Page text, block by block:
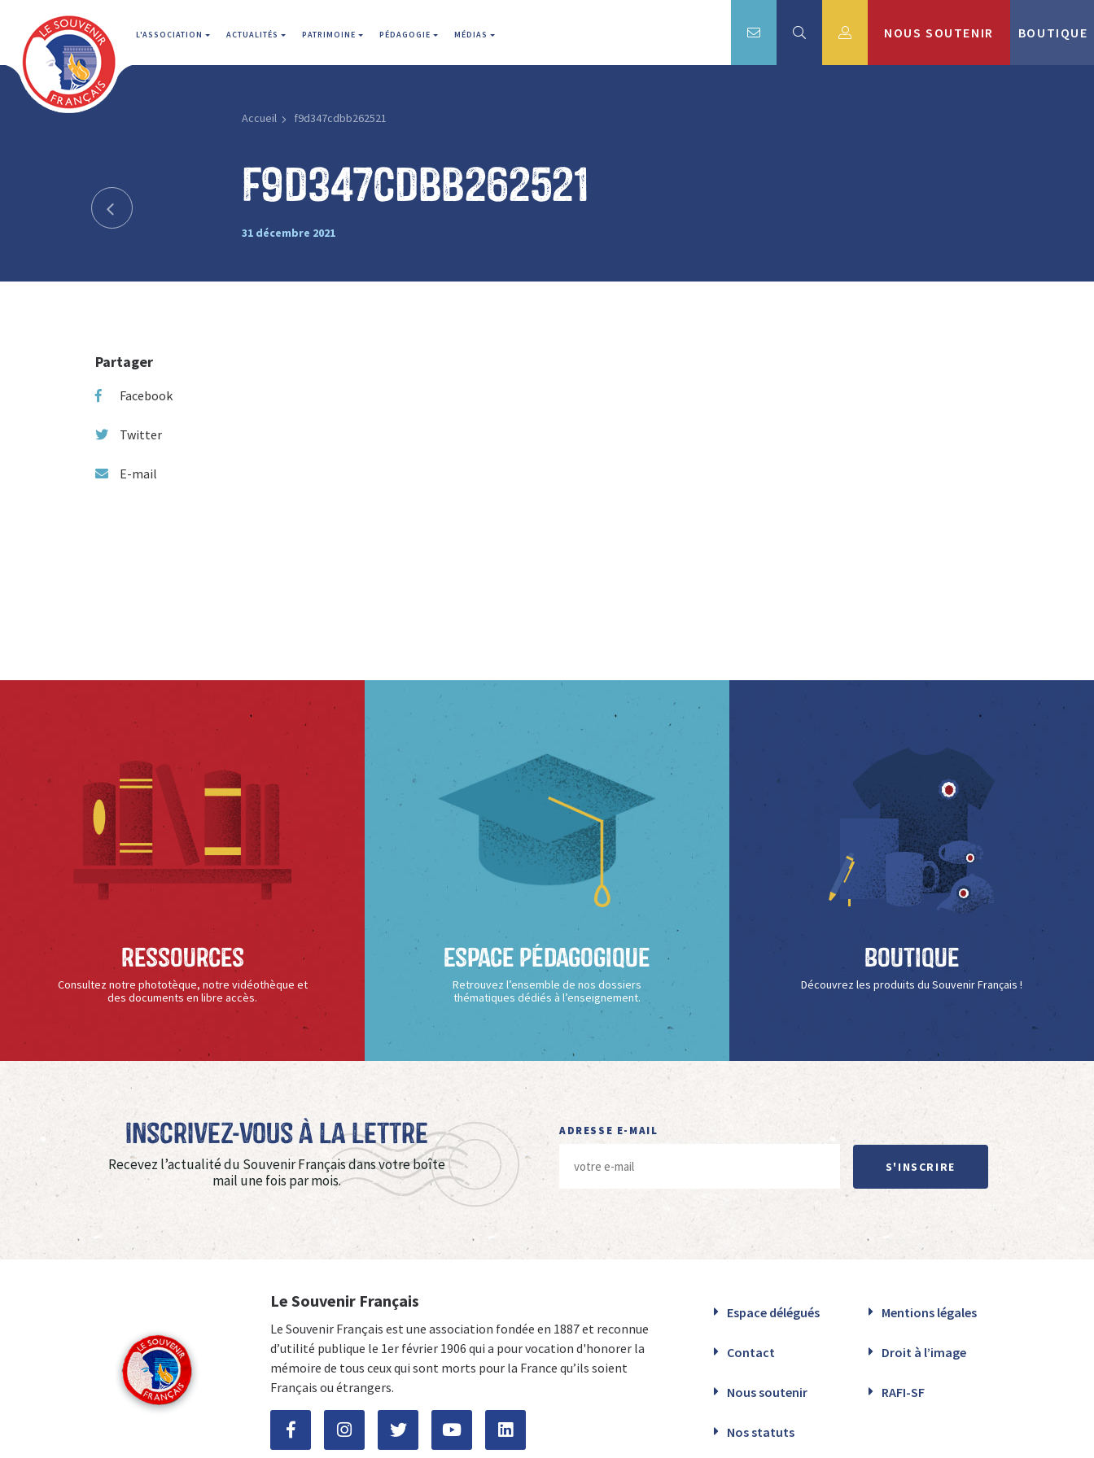
L'ASSOCIATION ACTUALITÉS PATRIMOINE PÉDAGOGIE MÉDIAS NOUS SOUTENIR BOUTIQUE
Accueil f9d347cdbb262521
f9d347cdbb262521
31 décembre 2021
Partager
Facebook
Twitter
E-mail
Ressources
Consultez notre phototèque, notre vidéothèque et
des documents en libre accès.
Espace Pédagogique
Retrouvez l’ensemble de nos dossiers
thématiques dédiés à l’enseignement.
Boutique
Découvrez les produits du Souvenir Français !
Inscrivez-vous à La Lettre
Recevez l’actualité du Souvenir Français dans votre boîte
mail une fois par mois.
ADRESSE E-MAIL
S'INSCRIRE
Le Souvenir Français
Le Souvenir Français est une association fondée en 1887 et reconnue
d’utilité publique le 1er février 1906 qui a pour vocation d'honorer la
mémoire de tous ceux qui sont morts pour la France qu’ils soient
Français ou étrangers.
Espace délégués Mentions légales
Contact Droit à l’image
Nous soutenir RAFI-SF
Nos statuts